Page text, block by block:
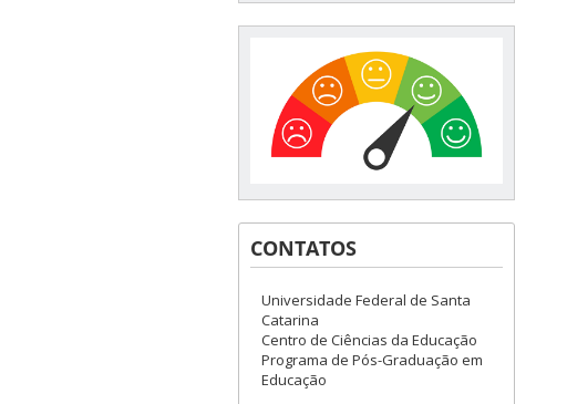
CONTATOS
Universidade Federal de Santa
Catarina
Centro de Ciências da Educação
Programa de Pós-Graduação em
Educação